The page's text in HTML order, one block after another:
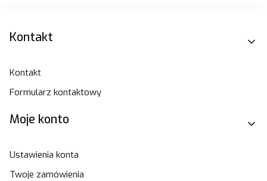
Linki w stopce
Kontakt
Kontakt
Formularz kontaktowy
Moje konto
Ustawienia konta
Twoje zamówienia